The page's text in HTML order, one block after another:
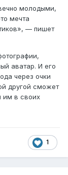
молодыми,
мечта
— пишет
аватар. И его
через очки
другой сможет
им в своих
1